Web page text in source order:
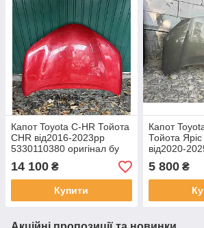
Капот Toyota C-HR Тойота
CHR від2016-2023рр
5330110380 оригінал бу
14 100 ₴
Купити
Капот
Тойота
від2020-
5 800₴